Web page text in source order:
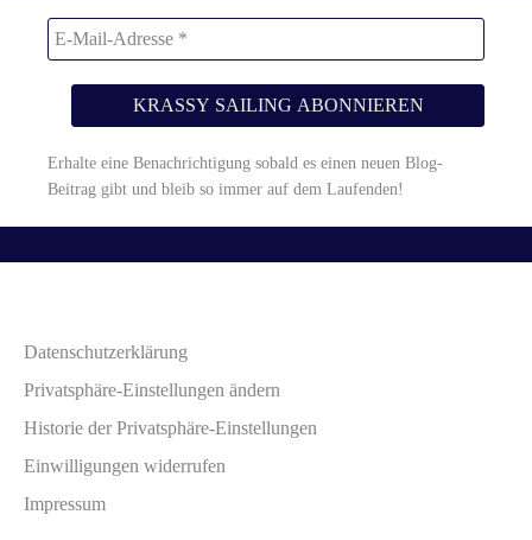
Erhalte eine Benachrichtigung sobald es einen neuen Blog-
Beitrag gibt und bleib so immer auf dem Laufenden!
Datenschutzerklärung
Privatsphäre-Einstellungen ändern
Historie der Privatsphäre-Einstellungen
Einwilligungen widerrufen
Impressum